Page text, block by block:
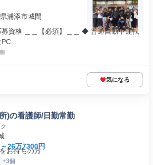
浦添市城間
資格 ＿＿【必須】＿＿ ◆ 普通自動車運転
気になる
)の看護師/日勤常勤
26万7300円
お持ちの方
+3個